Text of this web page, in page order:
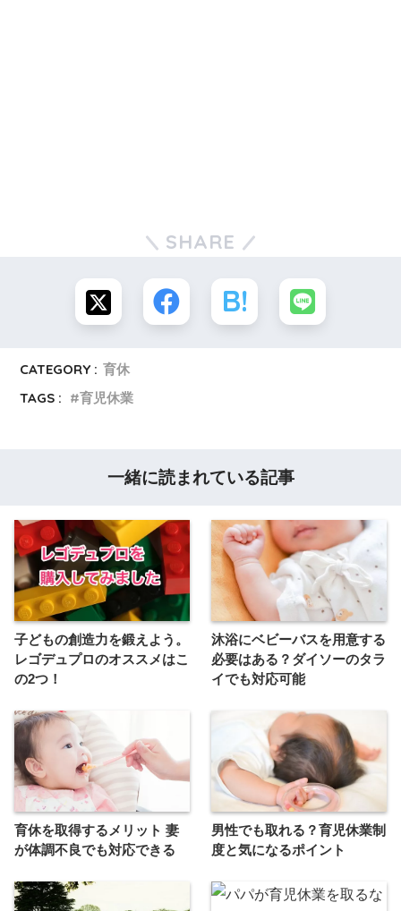
SHARE
CATEGORY : 育休
TAGS :
育児休業
一緒に読まれている記事
子どもの創造力を鍛えよう。
レゴデュプロのオススメはこ
の2つ！
沐浴にベビーバスを用意する
必要はある？ダイソーのタラ
イでも対応可能
育休を取得するメリット 妻
が体調不良でも対応できる
男性でも取れる？育児休業制
度と気になるポイント